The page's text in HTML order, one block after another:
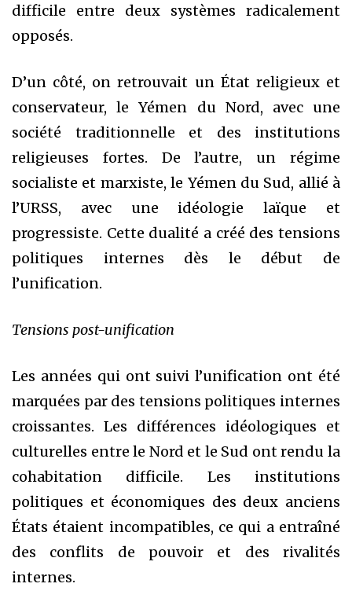
difficile entre deux systèmes radicalement
opposés.
D’un côté, on retrouvait un État religieux et
conservateur, le Yémen du Nord, avec une
société traditionnelle et des institutions
religieuses fortes. De l’autre, un régime
socialiste et marxiste, le Yémen du Sud, allié à
l’URSS, avec une idéologie laïque et
progressiste. Cette dualité a créé des tensions
politiques internes dès le début de
l’unification.
Tensions post-unification
Les années qui ont suivi l’unification ont été
marquées par des tensions politiques internes
croissantes. Les différences idéologiques et
culturelles entre le Nord et le Sud ont rendu la
cohabitation difficile. Les institutions
politiques et économiques des deux anciens
États étaient incompatibles, ce qui a entraîné
des conflits de pouvoir et des rivalités
internes.